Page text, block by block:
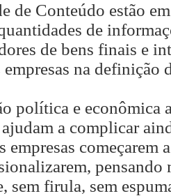
de Conteúdo estão
de
de bens finais e
empresas na definição
política e econômica
a complicar
empresas começarem
pensando
sem firula, sem